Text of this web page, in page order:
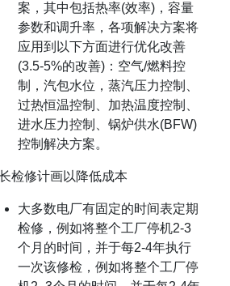
案，其中包括热率(效率)，容量
参数和调升率，各项解决方案将
应用到以下方面进行优化改善
(3.5-5%的改善)：空气/燃料控
制，汽包水位，蒸汽压力控制、
过热恒温控制、加热温度控制、
进水压力控制、锅炉供水(BFW)
控制解决方案。
检修计画以降低成本
大多数电厂有固定的时间表定期
检修，例如将整个工厂停机2-3
个月的时间，并于每2-4年执行
一次该修检，例如将整个工厂停